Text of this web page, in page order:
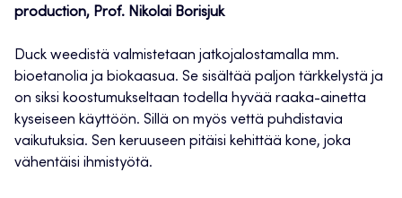
production, Prof. Nikolai Borisjuk
Duck weedistä valmistetaan jatkojalostamalla mm.
bioetanolia ja biokaasua. Se sisältää paljon tärkkelystä ja
on siksi koostumukseltaan todella hyvää raaka-ainetta
kyseiseen käyttöön. Sillä on myös vettä puhdistavia
vaikutuksia. Sen keruuseen pitäisi kehittää kone, joka
vähentäisi ihmistyötä.